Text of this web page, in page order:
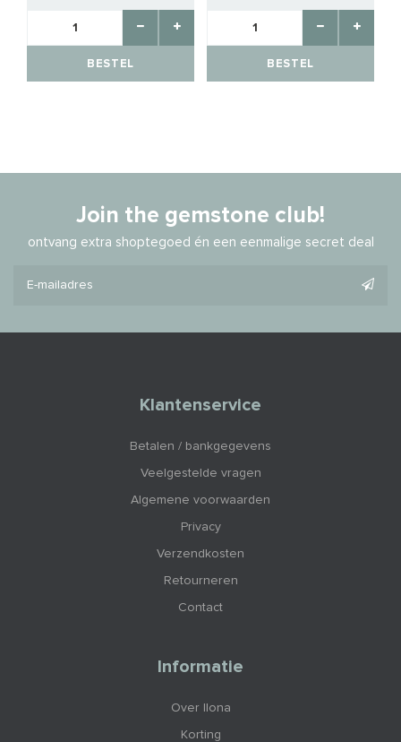
BESTEL BESTEL
Join the gemstone club!
ontvang extra shoptegoed én een eenmalige secret deal
Klantenservice
Betalen / bankgegevens
Veelgestelde vragen
Algemene voorwaarden
Privacy
Verzendkosten
Retourneren
Contact
Informatie
Over Ilona
Korting